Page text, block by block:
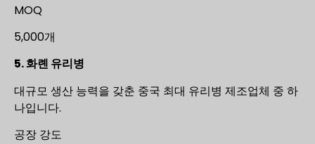
MOQ
5,000개
5. 화롄 유리병
대규모 생산 능력을 갖춘 중국 최대 유리병 제조업체 중 하
나입니다.
공장 강도